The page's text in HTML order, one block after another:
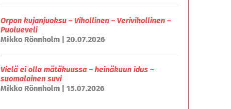
Orpon kujanjuoksu – Vihollinen – Verivihollinen –
Puolueveli
Mikko Rönnholm | 20.07.2026
Vielä ei olla mätäkuussa – heinäkuun idus –
suomalainen suvi
Mikko Rönnholm | 15.07.2026